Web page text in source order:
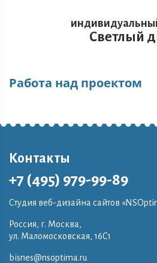
Светлый
Работа над проектом
Контакты
+7 (495) 979-99-89
Студия веб-дизайна сайтов
Россия, г. Москва,
ул. Маломосковская, 16C1
bisnes@nsoptima.ru